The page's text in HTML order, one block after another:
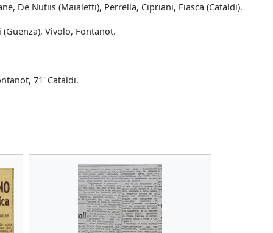
De Nutiis (Maialetti), Perrella, Cipriani, Fiasca (Cataldi).
Vivolo, Fontanot.
71' Cataldi.